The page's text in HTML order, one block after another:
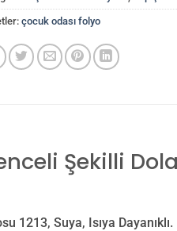
çocuk odası folyo
Şekilli
1213, Suya, Isıya